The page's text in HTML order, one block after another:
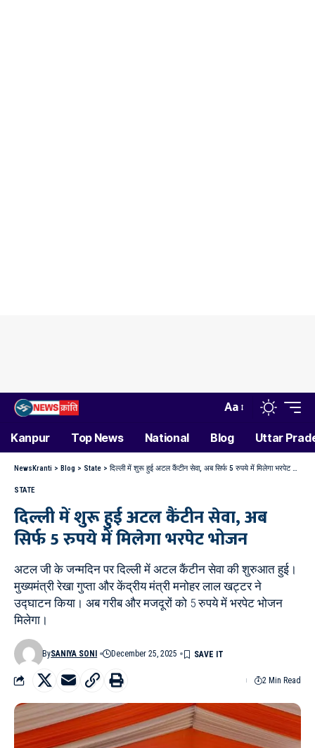
Aa
Kanpur Top News National Blog Uttar
NewsKranti > Blog > State > दिल्ली में शुरू हुई अटल कैंटीन सेवा, अब सिर्फ 5 रुपये में मिलेगा भरपेट भोजन
STATE
दिल्ली में शुरू हुई अटल कैंटीन सेवा, अब
सिर्फ 5 रुपये में मिलेगा भरपेट भोजन
अटल जी के जन्मदिन पर दिल्ली में अटल कैंटीन सेवा की शुरुआत हुई।
मुख्यमंत्री रेखा गुप्ता और केंद्रीय मंत्री मनोहर लाल खट्टर ने
उद्घाटन किया। अब गरीब और मजदूरों को 5 रुपये में भरपेट भोजन
मिलेगा।
BySANIYA SONI December 25, 2025
2 Min Read